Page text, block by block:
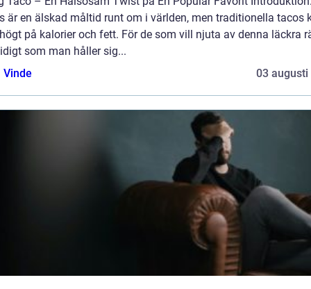
är en älskad måltid runt om i världen, men traditionella tacos
på kalorier och fett. För de som vill njuta av denna läckra
som man håller sig...
Vinde
03 augusti